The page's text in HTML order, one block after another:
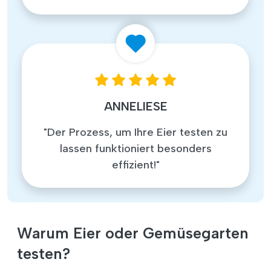
ANNELIESE
"Der Prozess, um Ihre Eier testen zu
lassen funktioniert besonders
effizient!"
Warum Eier oder Gemüsegarten
testen?